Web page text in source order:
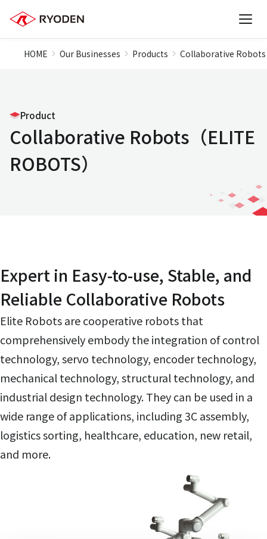
HOME Our Businesses Products Collaborative Robots
Product
Collaborative Robots（ELITE
ROBOTS）
Expert in Easy-to-use, Stable, and
Reliable Collaborative Robots
Elite Robots are cooperative robots that
comprehensively embody the integration of control
technology, servo technology, encoder technology,
mechanical technology, structural technology, and
industrial design technology. They can be used in a
wide range of applications, including 3C assembly,
logistics sorting, healthcare, education, new retail,
and more.